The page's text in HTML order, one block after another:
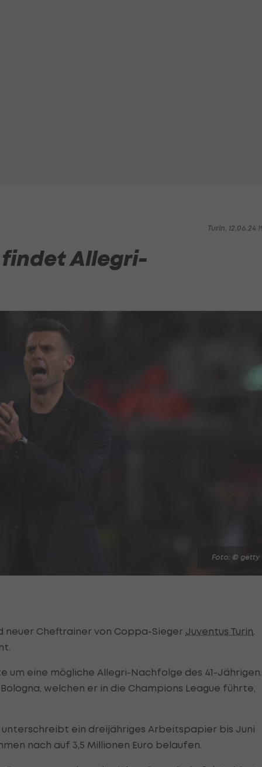
Turin, 12.06.24
findet Allegri-
Foto: © getty
Cheftrainer von Coppa-Sieger Juventus Turin.
um eine mögliche Allegri-Nachfolge des 41-Jährigen.
welchen er in die Champions League führte,
ein dreijähriges Arbeitspapier bis Juni
nach auf 3,5 Millionen Euro belaufen.